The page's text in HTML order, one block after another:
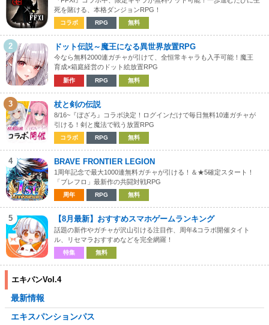
死を賭ける、本格ダンジョンRPG！
コラボ RPG 無料
2 ドット伝説～魔王になる異世界放置RPG
今なら無料2000連ガチャが引けて、全恒常キャラも入手可能！魔王
育成×箱庭経営のドット絵放置RPG
新作 RPG 無料
3 杖と剣の伝説
8/16~『ぼざろ』コラボ決定！ログインだけで毎日無料10連ガチャが
引ける！剣と魔法で戦う放置RPG
コラボ RPG 無料
4 BRAVE FRONTIER LEGION
1周年記念で最大1000連無料ガチャが引ける！＆★5確定スタート！
「ブレフロ」最新作の共闘対戦RPG
周年 RPG 無料
5 【8月最新】おすすめスマホゲームランキング
話題の新作やガチャが沢山引ける注目作、周年&コラボ開催タイト
ル、リセマラおすすめなどを完全網羅！
特集 無料
エキパンVol.4
最新情報
エキスパンションパス